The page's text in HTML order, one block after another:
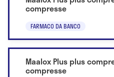
compresse
FARMACO DA BANCO
Maalox Plus plus
compresse